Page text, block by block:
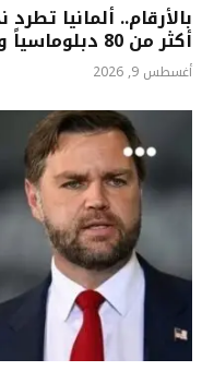
أكثر من 80 دبلوماسياً وموسكو ترد بالمثل!
أغسطس 9, 2026